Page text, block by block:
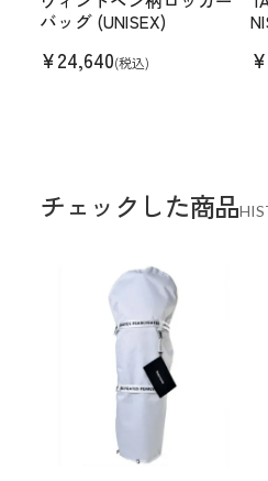
バッグ (UNISEX)
¥24,640(税込) ¥
チェックした商品